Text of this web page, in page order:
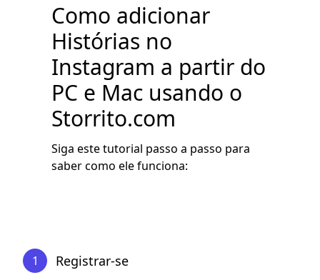
Como adicionar
Histórias no
Instagram a partir do
PC e Mac usando o
Storrito.com
Siga este tutorial passo a passo para
saber como ele funciona:
1 Registrar-se